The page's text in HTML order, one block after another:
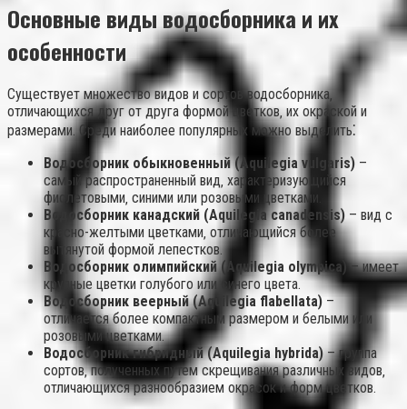
Основные виды водосборника и их
особенности
Существует множество видов и сортов водосборника‚
отличающихся друг от друга формой цветков‚ их окраской и
размерами. Среди наиболее популярных можно выделить⁚
Водосборник обыкновенный (Aquilegia vulgaris) –
самый распространенный вид‚ характеризующийся
фиолетовыми‚ синими или розовыми цветками.
Водосборник канадский (Aquilegia canadensis) – вид с
красно-желтыми цветками‚ отличающийся более
вытянутой формой лепестков.
Водосборник олимпийский (Aquilegia olympica)– имеет
крупные цветки голубого или синего цвета.
Водосборник веерный (Aquilegia flabellata) –
отличается более компактным размером и белыми или
розовыми цветками.
Водосборник гибридный (Aquilegia hybrida)– группа
сортов‚ полученных путем скрещивания различных видов‚
отличающихся разнообразием окрасок и форм цветков.